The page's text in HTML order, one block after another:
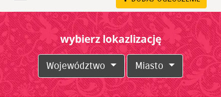
wybierz lokazlizację
Województwo Miasto